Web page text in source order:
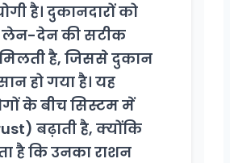
है। दुकानदारों को
लेन-देन की सटीक
है, जिससे दुकान
हो गया है। यह
के बीच सिस्टम में
बढ़ाती है, क्योंकि
है कि उनका राशन